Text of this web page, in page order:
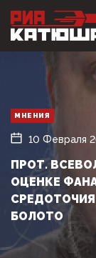
МНЕНИЯ
10 Февраля
ПРОТ.
ОЦЕНКЕ
БОЛОТО